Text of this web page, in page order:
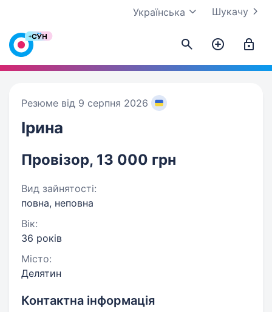
Шукачу
Українська
Резюме від 9 серпня 2026
Ірина
Провізор, 13 000 грн
Вид зайнятості:
повна, неповна
Вік:
36 років
Місто:
Делятин
Контактна інформація